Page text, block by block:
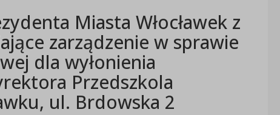
Miasta Włocławek z
zarządzenie w sprawie
dla wyłonienia
Przedszkola
ul. Brdowska 2